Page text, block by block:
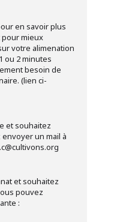
en savoir plus
pour mieux
votre alimenation
ou 2 minutes
besoin de
(lien ci-
et souhaitez
un mail à
et souhaitez
pouvez
: